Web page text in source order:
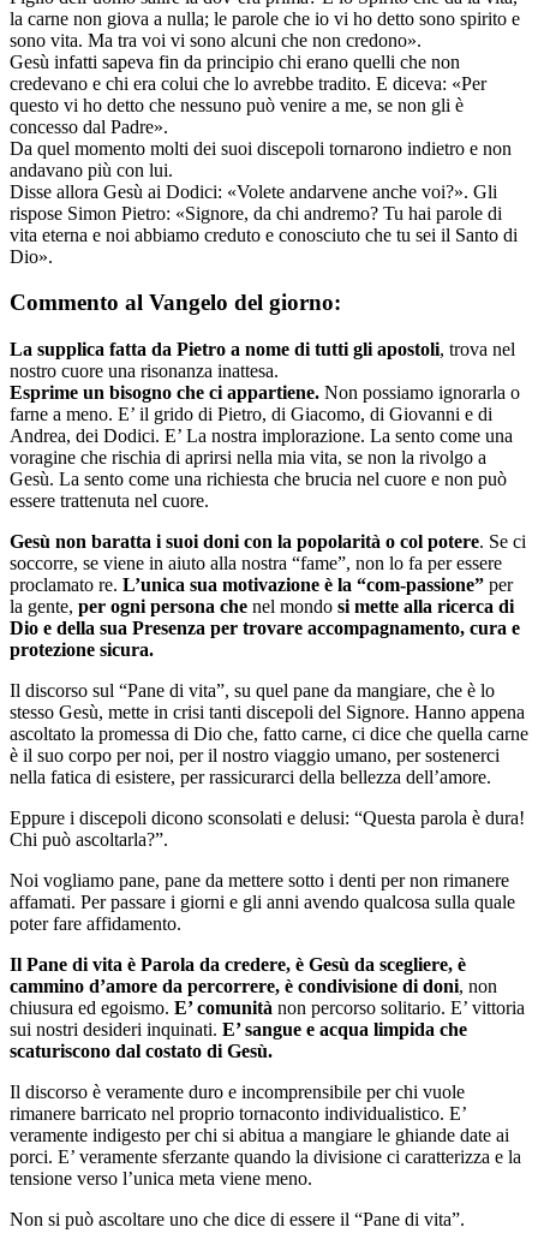
la carne non giova a nulla; le parole che io vi ho detto sono spirito e
sono vita. Ma tra voi vi sono alcuni che non credono».
Gesù infatti sapeva fin da principio chi erano quelli che non
credevano e chi era colui che lo avrebbe tradito. E diceva: «Per
questo vi ho detto che nessuno può venire a me, se non gli è
concesso dal Padre».
Da quel momento molti dei suoi discepoli tornarono indietro e non
andavano più con lui.
Disse allora Gesù ai Dodici: «Volete andarvene anche voi?». Gli
rispose Simon Pietro: «Signore, da chi andremo? Tu hai parole di
vita eterna e noi abbiamo creduto e conosciuto che tu sei il Santo di
Dio».
Commento al Vangelo del giorno:
La supplica fatta da Pietro a nome di tutti gli apostoli, trova nel
nostro cuore una risonanza inattesa.
Esprime un bisogno che ci appartiene. Non possiamo ignorarla o
farne a meno. E’ il grido di Pietro, di Giacomo, di Giovanni e di
Andrea, dei Dodici. E’ La nostra implorazione. La sento come una
voragine che rischia di aprirsi nella mia vita, se non la rivolgo a
Gesù. La sento come una richiesta che brucia nel cuore e non può
essere trattenuta nel cuore.
Gesù non baratta i suoi doni con la popolarità o col potere. Se ci
soccorre, se viene in aiuto alla nostra “fame”, non lo fa per essere
proclamato re. L’unica sua motivazione è la “com-passione” per
la gente, per ogni persona che nel mondo si mette alla ricerca di
Dio e della sua Presenza per trovare accompagnamento, cura e
protezione sicura.
Il discorso sul “Pane di vita”, su quel pane da mangiare, che è lo
stesso Gesù, mette in crisi tanti discepoli del Signore. Hanno appena
ascoltato la promessa di Dio che, fatto carne, ci dice che quella carne
è il suo corpo per noi, per il nostro viaggio umano, per sostenerci
nella fatica di esistere, per rassicurarci della bellezza dell’amore.
Eppure i discepoli dicono sconsolati e delusi: “Questa parola è dura!
Chi può ascoltarla?”.
Noi vogliamo pane, pane da mettere sotto i denti per non rimanere
affamati. Per passare i giorni e gli anni avendo qualcosa sulla quale
poter fare affidamento.
Il Pane di vita è Parola da credere, è Gesù da scegliere, è
cammino d’amore da percorrere, è condivisione di doni, non
chiusura ed egoismo. E’ comunità non percorso solitario. E’ vittoria
sui nostri desideri inquinati. E’ sangue e acqua limpida che
scaturiscono dal costato di Gesù.
Il discorso è veramente duro e incomprensibile per chi vuole
rimanere barricato nel proprio tornaconto individualistico. E’
veramente indigesto per chi si abitua a mangiare le ghiande date ai
porci. E’ veramente sferzante quando la divisione ci caratterizza e la
tensione verso l’unica meta viene meno.
Non si può ascoltare uno che dice di essere il “Pane di vita”.